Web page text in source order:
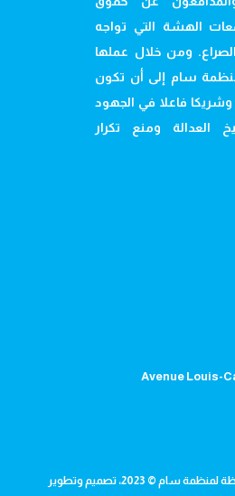
الهشة التي تواجه
ومن خلال عملها
سام إلى أن تكون
وشريكا فاعلا في الجهود
العدالة ومنع تكرار
Avenue Louis-
© 2023، تصميم وتطوير